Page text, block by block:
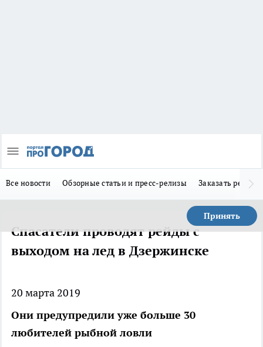
Все новости Обзорные статьи и пресс-релизы Заказать
Принять
Спасатели проводят рейды с
выходом на лед в Дзержинске
20 марта 2019
Они предупредили уже больше 30
любителей рыбной ловли